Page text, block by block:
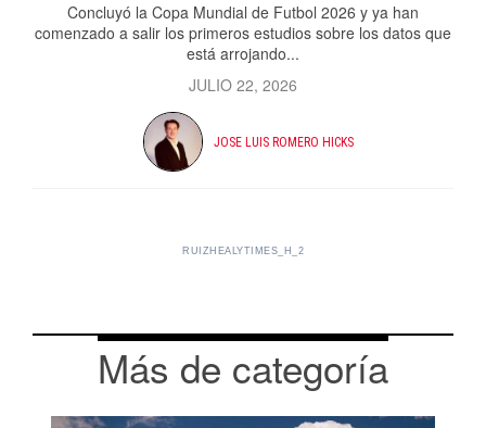
Concluyó la Copa Mundial de Futbol 2026 y ya han
comenzado a salir los primeros estudios sobre los datos que
está arrojando...
JULIO 22, 2026
JOSE LUIS ROMERO HICKS
RUIZHEALYTIMES_H_2
Más de categoría